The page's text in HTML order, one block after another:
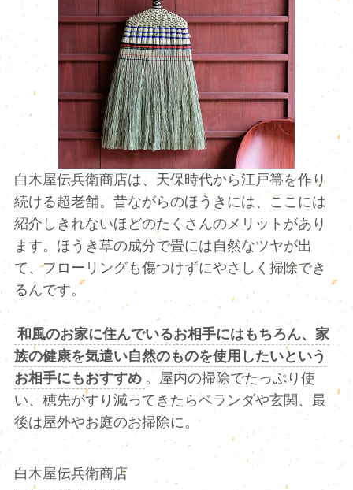
白木屋伝兵衛商店は、天保時代から江戸箒を作り
続ける超老舗。昔ながらのほうきには、ここには
紹介しきれないほどのたくさんのメリットがあり
ます。ほうき草の成分で畳には自然なツヤが出
て、フローリングも傷つけずにやさしく掃除でき
るんです。
和風のお家に住んでいるお相手にはもちろん、家
族の健康を気遣い自然のものを使用したいという
お相手にもおすすめ 。屋内の掃除でたっぷり使
い、穂先がすり減ってきたらベランダや玄関、最
後は屋外やお庭のお掃除に。
白木屋伝兵衛商店